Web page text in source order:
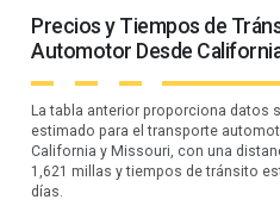
Precios y Tiempos de
Automotor Desde
La tabla anterior proporciona datos
estimado para el transporte
California y Missouri, con una
1,621 millas y tiempos de tránsito
días.